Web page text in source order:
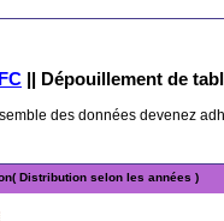
|| Dépouillement de
des données devenez
Distribution selon les années )